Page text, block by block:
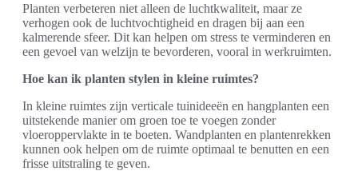
Planten verbeteren niet alleen de luchtkwaliteit, maar ze
verhogen ook de luchtvochtigheid en dragen bij aan een
kalmerende sfeer. Dit kan helpen om stress te verminderen en
een gevoel van welzijn te bevorderen, vooral in werkruimten.
Hoe kan ik planten stylen in kleine ruimtes?
In kleine ruimtes zijn verticale tuinideeën en hangplanten een
uitstekende manier om groen toe te voegen zonder
vloeroppervlakte in te boeten. Wandplanten en plantenrekken
kunnen ook helpen om de ruimte optimaal te benutten en een
frisse uitstraling te geven.